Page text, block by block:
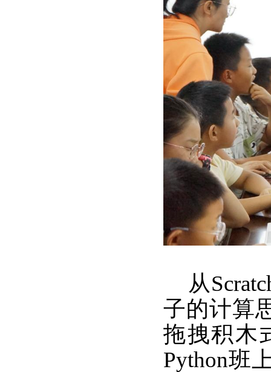
从
子的计算
拖拽积木
Python班